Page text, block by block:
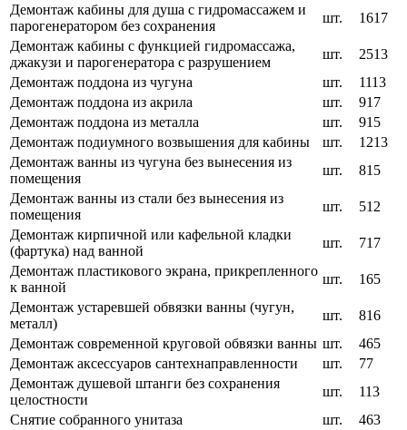
Демонтаж кабины для душа с гидромассажем и
парогенератором без сохранения
шт.
1617
Демонтаж кабины с функцией гидромассажа,
джакузи и парогенератора с разрушением
шт.
2513
Демонтаж поддона из чугуна
шт.
1113
Демонтаж поддона из акрила
шт.
917
Демонтаж поддона из металла
шт.
915
Демонтаж подиумного возвышения для кабины
шт.
1213
Демонтаж ванны из чугуна без вынесения из
помещения
шт.
815
Демонтаж ванны из стали без вынесения из
помещения
шт.
512
Демонтаж кирпичной или кафельной кладки
(фартука) над ванной
шт.
717
Демонтаж пластикового экрана, прикрепленного
к ванной
шт.
165
Демонтаж устаревшей обвязки ванны (чугун,
металл)
шт.
816
Демонтаж современной круговой обвязки ванны шт.
465
Демонтаж аксессуаров сантехнаправленности
шт.
77
Демонтаж душевой штанги без сохранения
целостности
шт.
113
Снятие собранного унитаза
шт.
463